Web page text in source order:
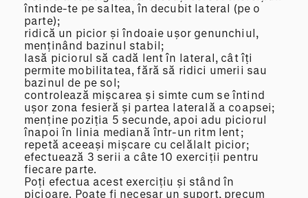
întinde-te pe saltea, în decubit lateral (pe o
parte);
ridică un picior și îndoaie ușor genunchiul,
menținând bazinul stabil;
lasă piciorul să cadă lent în lateral, cât îți
permite mobilitatea, fără să ridici umerii sau
bazinul de pe sol;
controlează mișcarea și simte cum se întind
ușor zona fesieră și partea laterală a coapsei;
menține poziția 5 secunde, apoi adu piciorul
înapoi în linia mediană într-un ritm lent;
repetă aceeași mișcare cu celălalt picior;
efectuează 3 serii a câte 10 exerciții pentru
fiecare parte.
Poți efectua acest exercițiu și stând în
picioare. Poate fi necesar un suport, precum